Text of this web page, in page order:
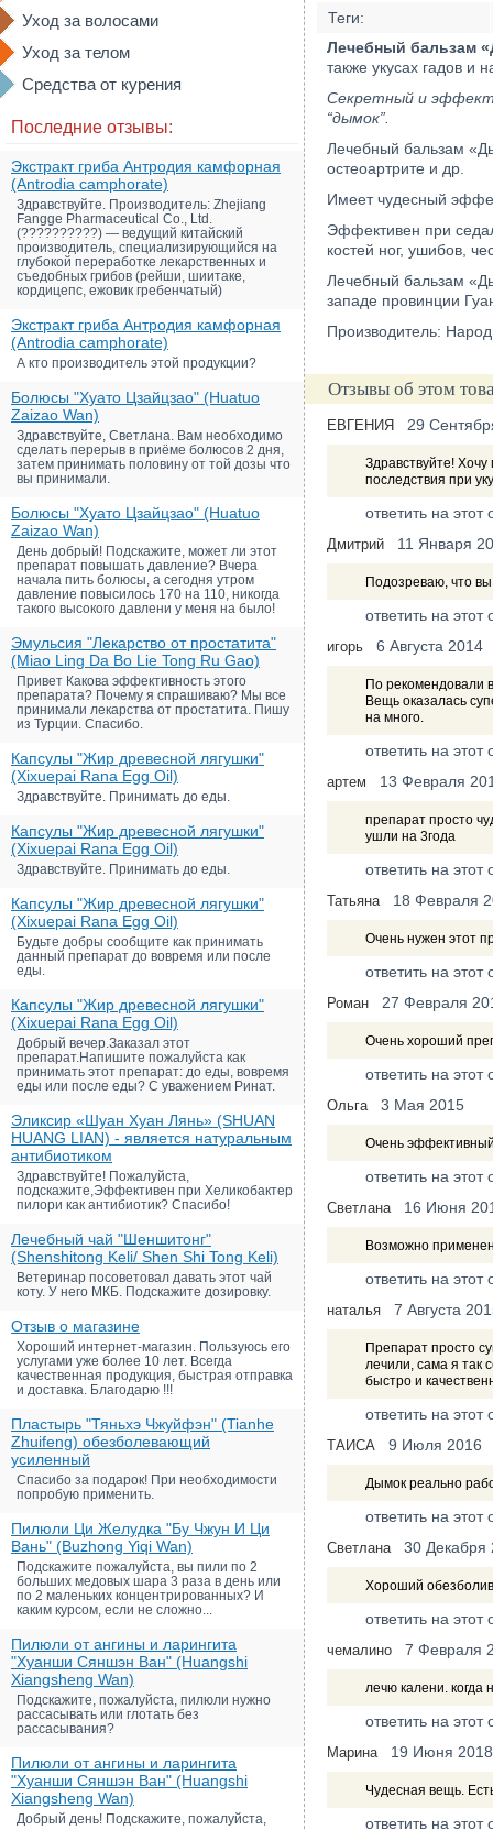
Уход за волосами
Уход за телом
Средства от курения
Последние отзывы:
Экстракт гриба Антродия камфорная
(Antrodia camphorate)
Здравствуйте. Производитель: Zhejiang
Fangge Pharmaceutical Co., Ltd.
(??????????) — ведущий китайский
производитель, специализирующийся на
глубокой переработке лекарственных и
съедобных грибов (рейши, шиитаке,
кордицепс, ежовик гребенчатый)
Экстракт гриба Антродия камфорная
(Antrodia camphorate)
А кто производитель этой продукции?
Болюсы "Хуато Цзайцзао" (Huatuo
Zaizao Wan)
Здравствуйте, Светлана. Вам необходимо
сделать перерыв в приёме болюсов 2 дня,
затем принимать половину от той дозы что
вы принимали.
Болюсы "Хуато Цзайцзао" (Huatuo
Zaizao Wan)
День добрый! Подскажите, может ли этот
препарат повышать давление? Вчера
начала пить болюсы, а сегодня утром
давление повысилось 170 на 110, никогда
такого высокого давлени у меня на было!
Эмульсия "Лекарство от простатита"
(Miao Ling Da Bo Lie Tong Ru Gao)
Привет Какова эффективность этого
препарата? Почему я спрашиваю? Мы все
принимали лекарства от простатита. Пишу
из Турции. Спасибо.
Капсулы "Жир древесной лягушки"
(Xixuepai Rana Egg Oil)
Здравствуйте. Принимать до еды.
Капсулы "Жир древесной лягушки"
(Xixuepai Rana Egg Oil)
Здравствуйте. Принимать до еды.
Капсулы "Жир древесной лягушки"
(Xixuepai Rana Egg Oil)
Будьте добры сообщите как принимать
данный препарат до вовремя или после
еды.
Капсулы "Жир древесной лягушки"
(Xixuepai Rana Egg Oil)
Добрый вечер.Заказал этот
препарат.Напишите пожалуйста как
принимать этот препарат: до еды, вовремя
еды или после еды? С уважением Ринат.
Эликсир «Шуан Хуан Лянь» (SHUAN
HUANG LIAN) - является натуральным
антибиотиком
Здравствуйте! Пожалуйста,
подскажите,Эффективен при Хеликобактер
пилори как антибиотик? Спасибо!
Лечебный чай "Шеншитонг"
(Shenshitong Keli/ Shen Shi Tong Keli)
Ветеринар посоветовал давать этот чай
коту. У него МКБ. Подскажите дозировку.
Отзыв о магазине
Хороший интернет-магазин. Пользуюсь его
услугами уже более 10 лет. Всегда
качественная продукция, быстрая отправка
и доставка. Благодарю !!!
Пластырь "Тяньхэ Чжуйфэн" (Tianhe
Zhuifeng) обезболевающий
усиленный
Спасибо за подарок! При необходимости
попробую применить.
Пилюли Ци Желудка "Бу Чжун И Ци
Вань" (Buzhong Yiqi Wan)
Подскажите пожалуйста, вы пили по 2
больших медовых шара 3 раза в день или
по 2 маленьких концентрированных? И
каким курсом, если не сложно...
Пилюли от ангины и ларингита
"Хуанши Сяншэн Ван" (Huangshi
Xiangsheng Wan)
Подскажите, пожалуйста, пилюли нужно
рассасывать или глотать без
рассасывания?
Пилюли от ангины и ларингита
"Хуанши Сяншэн Ван" (Huangshi
Xiangsheng Wan)
Добрый день! Подскажите, пожалуйста,
Теги:
Лечебный бальзам
также укусах гадов и
Секретный и
“дымок”.
Лечебный бальзам
остеоартрите и др.
Имеет чудесный
Эффективен при
костей ног, ушибов,
Лечебный бальзам
западе провинции
Производитель:
Отзывы об этом
ЕВГЕНИЯ 29
Здравствуйте!
последствия при
ответить на этот
Дмитрий 11 Января
Подозреваю, что
ответить на этот
игорь 6 Августа 2014
По рекомендовали
Вещь оказалась
на много.
ответить на этот
артем 13 Февраля
препарат просто
ушли на 3года
ответить на этот
Татьяна 18 Февраля
Очень нужен этот
ответить на этот
Роман 27 Февраля
Очень хороший
ответить на этот
Ольга 3 Мая 2015
Очень
ответить на этот
Светлана 16 Июня
Возможно
ответить на этот
наталья 7 Августа
Препарат просто
лечили, сама я так
быстро и
ответить на этот
ТАИСА 9 Июля 2016
Дымок реально
ответить на этот
Светлана 30 Декабря
Хороший
ответить на этот
чемалино 7 Февраля
лечю калени. когда
ответить на этот
Марина 19 Июня 2018
Чудесная вещь.
ответить на этот